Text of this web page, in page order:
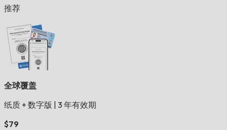
推荐
全球覆盖
纸质 + 数字版
3 年有效期
$79